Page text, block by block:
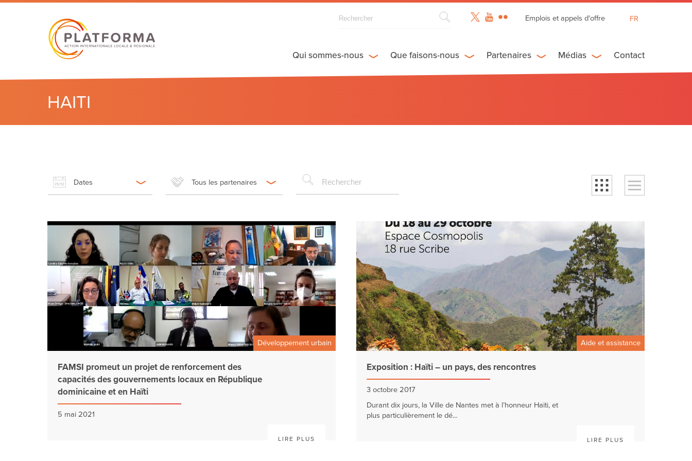
HAITI
Emplois et appels d'offre
FR
ES
Qui sommes-nous Que faisons-nous Partenaires Médias Contact
Dates Tous les partenaires
Développement urbain
FAMSI promeut un projet de renforcement des
capacités des gouvernements locaux en République
dominicaine et en Haïti
5 mai 2021
LIRE PLUS
Aide et assistance
Exposition : Haïti – un pays, des rencontres
3 octobre 2017
Durant dix jours, la Ville de Nantes met à l’honneur Haïti, et
plus particulièrement le dé...
LIRE PLUS